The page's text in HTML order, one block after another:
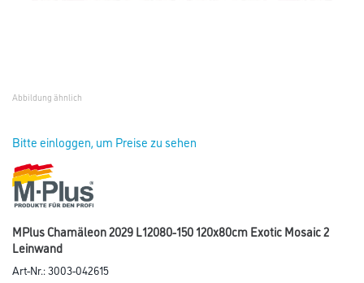
Abbildung ähnlich
Bitte einloggen, um Preise zu sehen
MPlus Chamäleon 2029 L12080-150 120x80cm Exotic Mosaic 2
Leinwand
Art-Nr.:3003-042615